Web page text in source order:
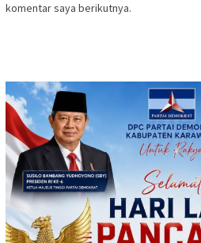
komentar saya berikutnya.